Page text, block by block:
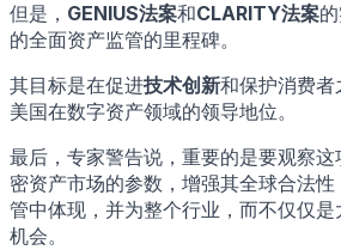
但是， GENIUS法案和CLARITY法案
的全面资产监管的里程碑。
其目标是在促进技术创新和保护消费
美国在数字资产领域的领导地位。
最后，专家警告说，重要的是要观察这
密资产市场的参数，增强其全球合法
管中体现，并为整个行业，而不仅仅
机会。